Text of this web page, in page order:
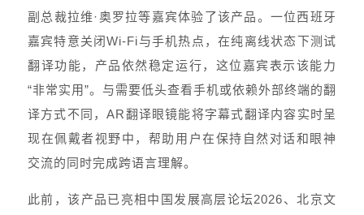
副总裁拉维·奥罗拉等嘉宾体验了该产品。一位西班牙
嘉宾特意关闭Wi-Fi与手机热点，在纯离线状态下测试
翻译功能，产品依然稳定运行，这位嘉宾表示该能力
“非常实用”。与需要低头查看手机或依赖外部终端的翻
译方式不同，AR翻译眼镜能将字幕式翻译内容实时呈
现在佩戴者视野中，帮助用户在保持自然对话和眼神
交流的同时完成跨语言理解。
此前，该产品已亮相中国发展高层论坛2026、北京文